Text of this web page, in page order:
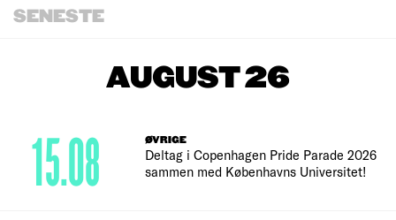
SENESTE
AUGUST 26
ØVRIGE
Deltag i Copenhagen Pride Parade 2026
sammen med Københavns Universitet!
15.08